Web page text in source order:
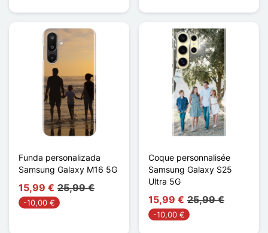
Funda personalizada
Samsung Galaxy M16 5G
15,99 € 25,99 €
-10,00 €
Coque personnalisée
Samsung Galaxy S25
Ultra 5G
15,99 € 25,99 €
-10,00 €